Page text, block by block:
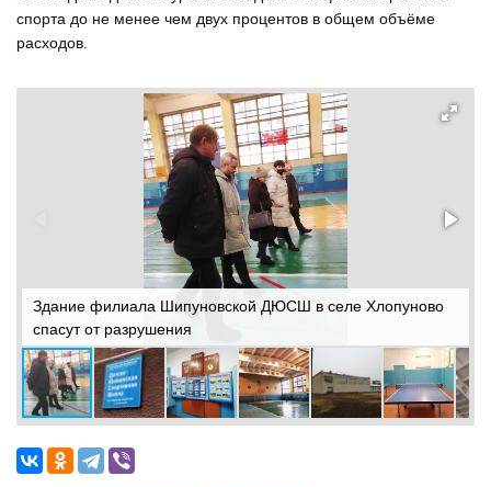
спорта до не менее чем двух процентов в общем объёме
расходов.
Здание филиала Шипуновской ДЮСШ в селе Хлопуново
спасут от разрушения